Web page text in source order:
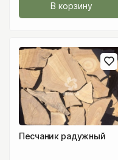
В корзину
Песчаник радужный